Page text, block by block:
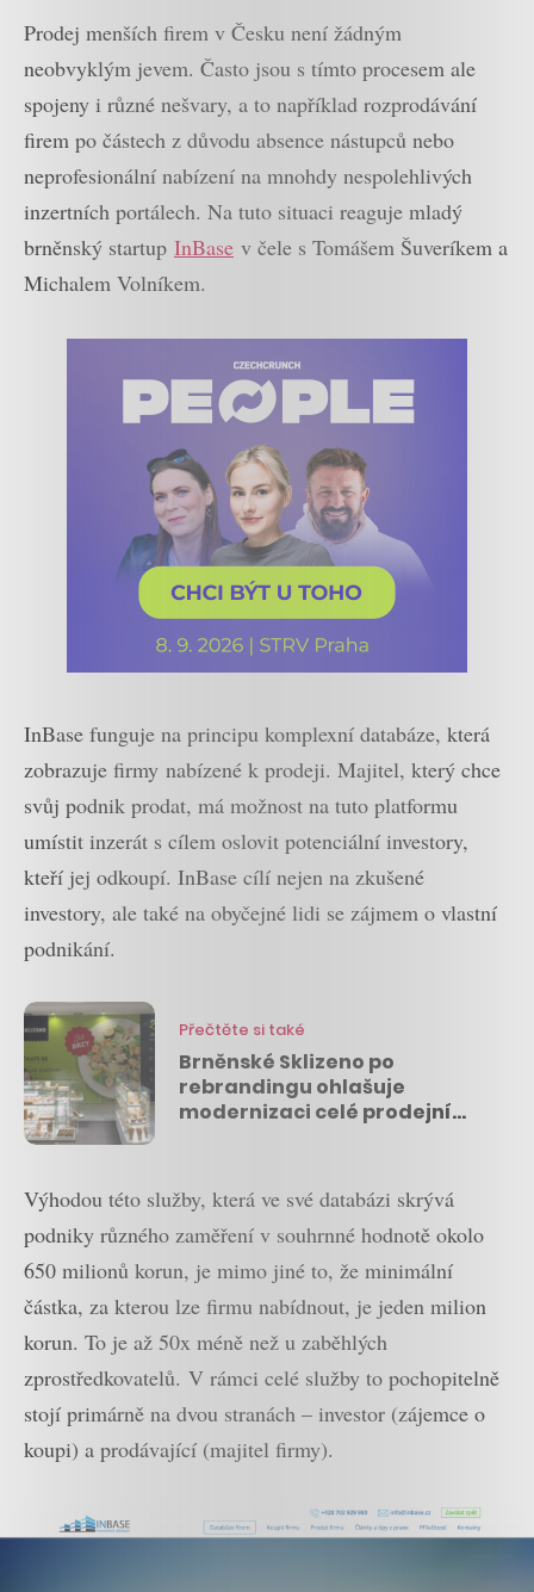
Prodej menších firem v Česku není žádným
neobvyklým jevem. Často jsou s tímto procesem ale
spojeny i různé nešvary, a to například rozprodávání
firem po částech z důvodu absence nástupců nebo
neprofesionální nabízení na mnohdy nespolehlivých
inzertních portálech. Na tuto situaci reaguje mladý
brněnský startup InBase v čele s Tomášem Šuveríkem a
Michalem Volníkem.
InBase funguje na principu komplexní databáze, která
zobrazuje firmy nabízené k prodeji. Majitel, který chce
svůj podnik prodat, má možnost na tuto platformu
umístit inzerát s cílem oslovit potenciální investory,
kteří jej odkoupí. InBase cílí nejen na zkušené
investory, ale také na obyčejné lidi se zájmem o vlastní
podnikání.
Přečtěte si také
Brněnské Sklizeno po
rebrandingu ohlašuje
modernizaci celé prodejní
Výhodou této služby, která ve své databázi skrývá
podniky různého zaměření v souhrnné hodnotě okolo
650 milionů korun, je mimo jiné to, že minimální
částka, za kterou lze firmu nabídnout, je jeden milion
korun. To je až 50x méně než u zaběhlých
zprostředkovatelů. V rámci celé služby to pochopitelně
stojí primárně na dvou stranách – investor (zájemce o
koupi) a prodávající (majitel firmy).